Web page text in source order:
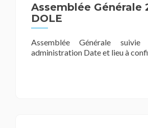
Assemblée Générale
DOLE
Assemblée Générale suivie
administration Date et lieu à